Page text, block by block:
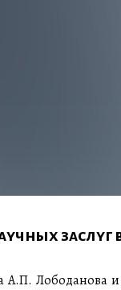
А.П. Лободанова
заслуг